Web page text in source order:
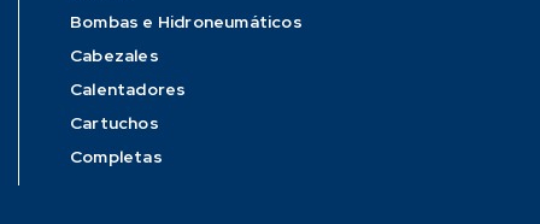
Bombas e Hidroneumáticos
Cabezales
Calentadores
Cartuchos
Completas